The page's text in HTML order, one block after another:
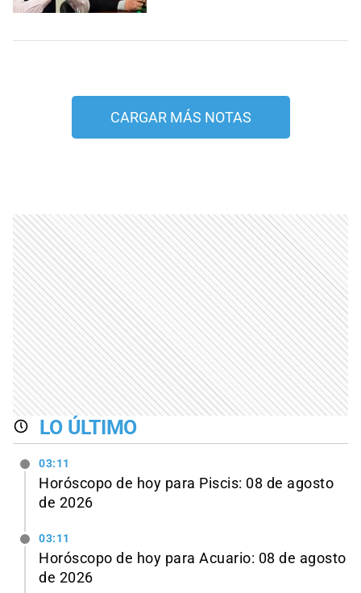
CARGAR MÁS NOTAS
LO ÚLTIMO
03:11
Horóscopo de hoy para Piscis: 08 de agosto
de 2026
03:11
Horóscopo de hoy para Acuario: 08 de agosto
de 2026